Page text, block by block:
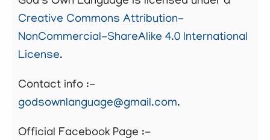
Creative Commons Attribution-
NonCommercial-ShareAlike 4.0 International
License.
Contact info :-
godsownlanguage@gmail.com.
Official Facebook Page :-